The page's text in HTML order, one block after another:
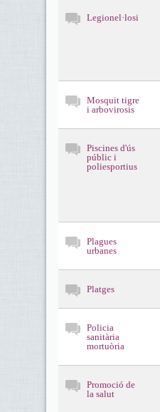
Legionel·losi
Mosquit tigre
i arbovirosis
Piscines d'ús
públic i
poliesportius
Plagues
urbanes
Platges
Policia
sanitària
mortuòria
Promoció de
la salut